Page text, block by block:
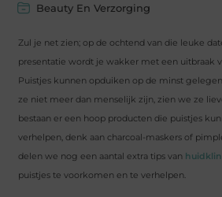
Beauty En Verzorging
Zul je net zien; op de ochtend van die leuke
presentatie wordt je wakker met een uitbraak
Puistjes kunnen opduiken op de minst
ze niet meer dan menselijk zijn, zien we ze
bestaan er een hoop producten die puistjes
verhelpen, denk aan charcoal-maskers of
delen we nog een aantal extra tips van
puistjes te voorkomen en te verhelpen.